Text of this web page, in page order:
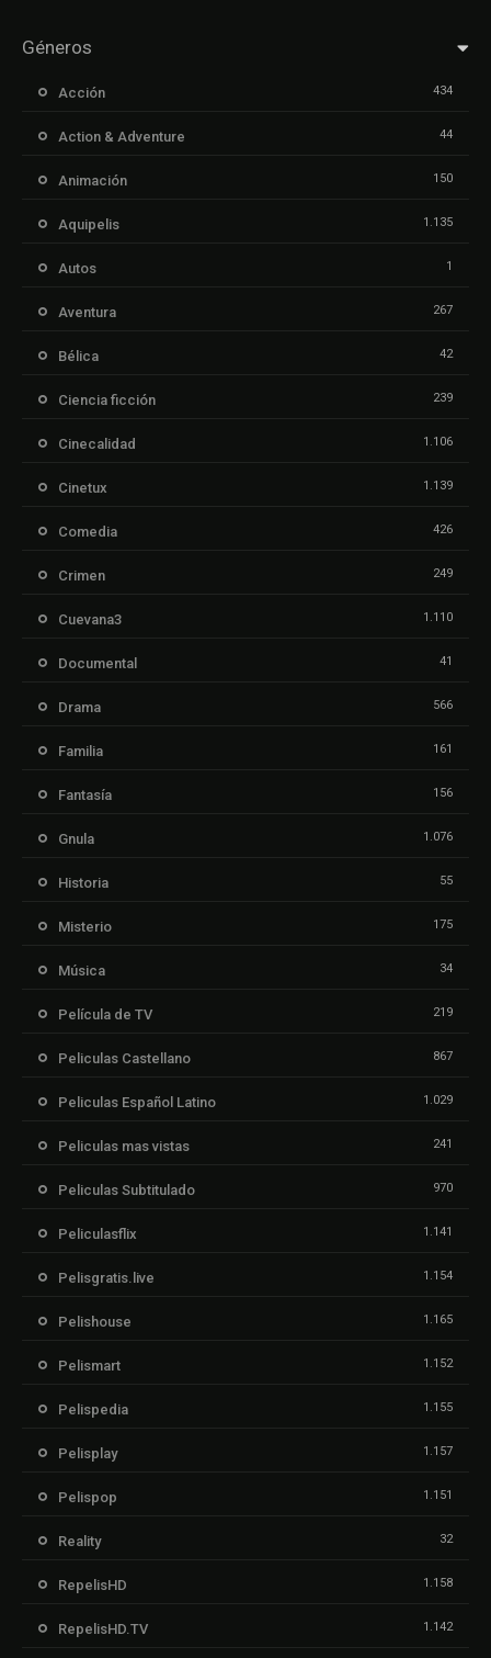
Géneros
Acción 434
Action & Adventure 44
Animación 150
Aquipelis 1.135
Autos 1
Aventura 267
Bélica 42
Ciencia ficción 239
Cinecalidad 1.106
Cinetux 1.139
Comedia 426
Crimen 249
Cuevana3 1.110
Documental 41
Drama 566
Familia 161
Fantasía 156
Gnula 1.076
Historia 55
Misterio 175
Música 34
Película de TV 219
Peliculas Castellano 867
Peliculas Español Latino 1.029
Peliculas mas vistas 241
Peliculas Subtitulado 970
Peliculasflix 1.141
Pelisgratis.live 1.154
Pelishouse 1.165
Pelismart 1.152
Pelispedia 1.155
Pelisplay 1.157
Pelispop 1.151
Reality 32
RepelisHD 1.158
RepelisHD.TV 1.142